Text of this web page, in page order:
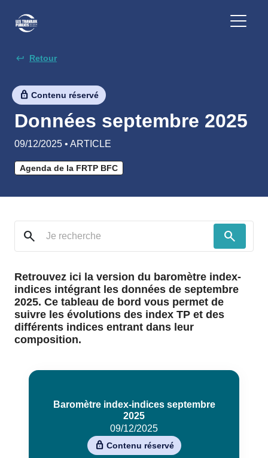
Retour
Contenu réservé
Données septembre 2025
09/12/2025 • ARTICLE
Agenda de la FRTP BFC
search search
Retrouvez ici la version du baromètre index-
indices intégrant les données de septembre
2025. Ce tableau de bord vous permet de
suivre les évolutions des index TP et des
différents indices entrant dans leur
composition.
Baromètre index-indices septembre
2025
09/12/2025
Contenu réservé